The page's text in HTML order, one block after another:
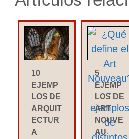
10
EJEMP
LOS DE
ARQUIT
ECTUR
A
5
EJEMP
LOS DE
ART
NOUVE
AU